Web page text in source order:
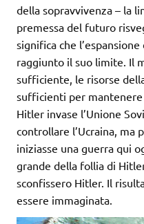
della sopravvivenza – la
premessa del futuro
significa che
raggiunto il suo limite. Il
sufficiente, le risorse
sufficienti per
Hitler invase l’Unione
controllare l’Ucraina, ma
iniziasse una guerra qui
grande della follia di
sconfissero Hitler. Il
essere immaginata.